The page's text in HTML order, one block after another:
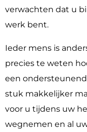
verwachten dat u
werk bent.
Ieder mens is
precies te weten
een
stuk makkelijker
voor u tijdens uw
wegnemen en al